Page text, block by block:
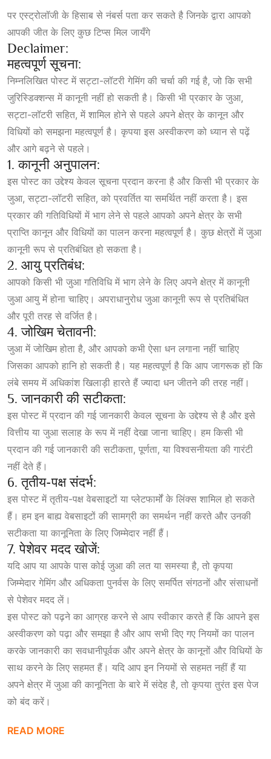
पर एस्ट्रोलॉजी के हिसाब से नंबर्स पता कर सकते है जिनके द्वारा आपको
आपकी जीत के लिए कुछ टिप्स मिल जायँगे
Declaimer:
महत्वपूर्ण सूचना:
निम्नलिखित पोस्ट में सट्टा-लॉटरी गेमिंग की चर्चा की गई है, जो कि सभी
जुरिस्डिक्शन्स में कानूनी नहीं हो सकती है। किसी भी प्रकार के जुआ,
सट्टा-लॉटरी सहित, में शामिल होने से पहले अपने क्षेत्र के कानून और
विधियों को समझना महत्वपूर्ण है। कृपया इस अस्वीकरण को ध्यान से पढ़ें
और आगे बढ़ने से पहले।
1. कानूनी अनुपालन:
इस पोस्ट का उद्देश्य केवल सूचना प्रदान करना है और किसी भी प्रकार के
जुआ, सट्टा-लॉटरी सहित, को प्रवर्तित या समर्थित नहीं करता है। इस
प्रकार की गतिविधियों में भाग लेने से पहले आपको अपने क्षेत्र के सभी
प्राप्ति कानून और विधियों का पालन करना महत्वपूर्ण है। कुछ क्षेत्रों में जुआ
कानूनी रूप से प्रतिबंधित हो सकता है।
2. आयु प्रतिबंध:
आपको किसी भी जुआ गतिविधि में भाग लेने के लिए अपने क्षेत्र में कानूनी
जुआ आयु में होना चाहिए। अपराधानुरोध जुआ कानूनी रूप से प्रतिबंधित
और पूरी तरह से वर्जित है।
4. जोखिम चेतावनी:
जुआ में जोखिम होता है, और आपको कभी ऐसा धन लगाना नहीं चाहिए
जिसका आपको हानि हो सकती है। यह महत्वपूर्ण है कि आप जागरूक हों कि
लंबे समय में अधिकांश खिलाड़ी हारते हैं ज्यादा धन जीतने की तरह नहीं।
5. जानकारी की सटीकता:
इस पोस्ट में प्रदान की गई जानकारी केवल सूचना के उद्देश्य से है और इसे
वित्तीय या जुआ सलाह के रूप में नहीं देखा जाना चाहिए। हम किसी भी
प्रदान की गई जानकारी की सटीकता, पूर्णता, या विश्वसनीयता की गारंटी
नहीं देते हैं।
6. तृतीय-पक्ष संदर्भ:
इस पोस्ट में तृतीय-पक्ष वेबसाइटों या प्लेटफार्मों के लिंक्स शामिल हो सकते
हैं। हम इन बाह्य वेबसाइटों की सामग्री का समर्थन नहीं करते और उनकी
सटीकता या कानूनिता के लिए जिम्मेदार नहीं हैं।
7. पेशेवर मदद खोजें:
यदि आप या आपके पास कोई जुआ की लत या समस्या है, तो कृपया
जिम्मेदार गेमिंग और अधिकता पुनर्वस के लिए समर्पित संगठनों और संसाधनों
से पेशेवर मदद लें।
इस पोस्ट को पढ़ने का आग्रह करने से आप स्वीकार करते हैं कि आपने इस
अस्वीकरण को पढ़ा और समझा है और आप सभी दिए गए नियमों का पालन
करके जानकारी का सवधानीपूर्वक और अपने क्षेत्र के कानूनों और विधियों के
साथ करने के लिए सहमत हैं। यदि आप इन नियमों से सहमत नहीं हैं या
अपने क्षेत्र में जुआ की कानूनिता के बारे में संदेह है, तो कृपया तुरंत इस पेज
को बंद करें।
READ MORE